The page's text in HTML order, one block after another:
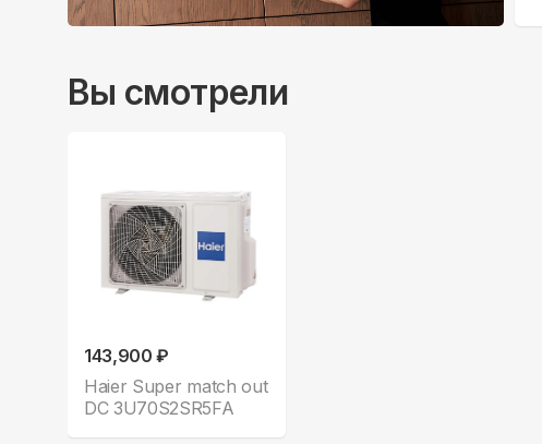
Вы смотрели
143,900 ₽
Haier Super match out
DC 3U70S2SR5FA